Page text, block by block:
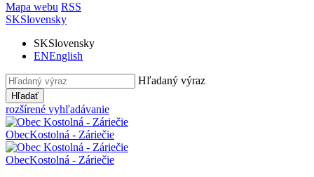
Mapa webu RSS
SKSlovensky
SKSlovensky
ENEnglish
Hľadaný výraz
Hľadať
rozšírené vyhľadávanie
ObecKostolná - Záriečie
ObecKostolná - Záriečie